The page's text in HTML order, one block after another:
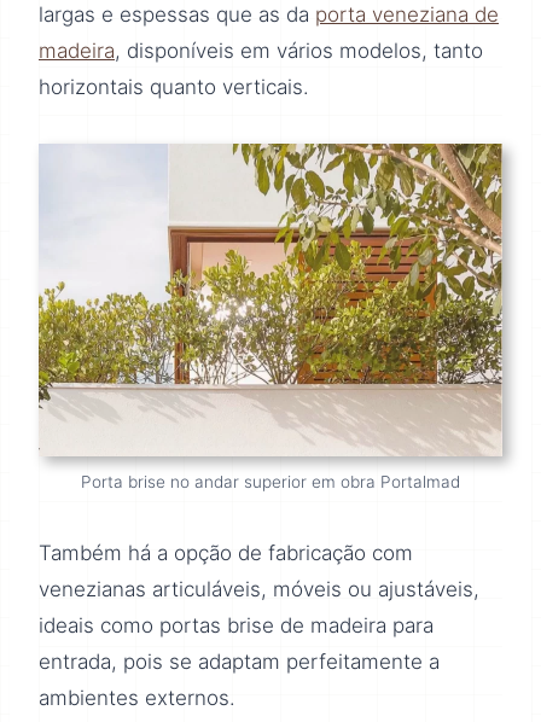
largas e espessas que as da porta veneziana de
madeira, disponíveis em vários modelos, tanto
horizontais quanto verticais.
Porta brise no andar superior em obra Portalmad
Também há a opção de fabricação com
venezianas articuláveis, móveis ou ajustáveis,
ideais como portas brise de madeira para
entrada, pois se adaptam perfeitamente a
ambientes externos.